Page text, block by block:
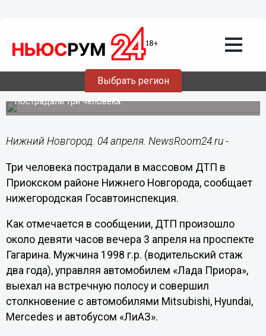
Выбрать регион
04.04.201913:09
Автобус и четыре легковушки
столкнулись на проспекте Гагарина
Пострадали три человека.
Нижний Новгород. 04 апреля. NewsRoom24.ru -
Три человека пострадали в массовом ДТП в
Приокском районе Нижнего Новгорода, сообщает
нижегородская Госавтоинспекция.
Как отмечается в сообщении, ДТП произошло
около девяти часов вечера 3 апреля на проспекте
Гагарина. Мужчина 1998 г.р. (водительский стаж
два года), управляя автомобилем «Лада Приора»,
выехал на встречную полосу и совершил
столкновение с автомобилями Mitsubishi, Hyundai,
Mercedes и автобусом «ЛиАЗ».